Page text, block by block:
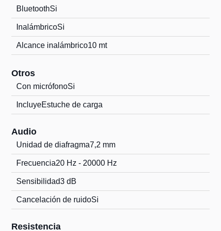
BluetoothSi
InalámbricoSi
Alcance inalámbrico10 mt
Otros
Con micrófonoSi
IncluyeEstuche de carga
Audio
Unidad de diafragma7,2 mm
Frecuencia20 Hz - 20000 Hz
Sensibilidad3 dB
Cancelación de ruidoSi
Resistencia